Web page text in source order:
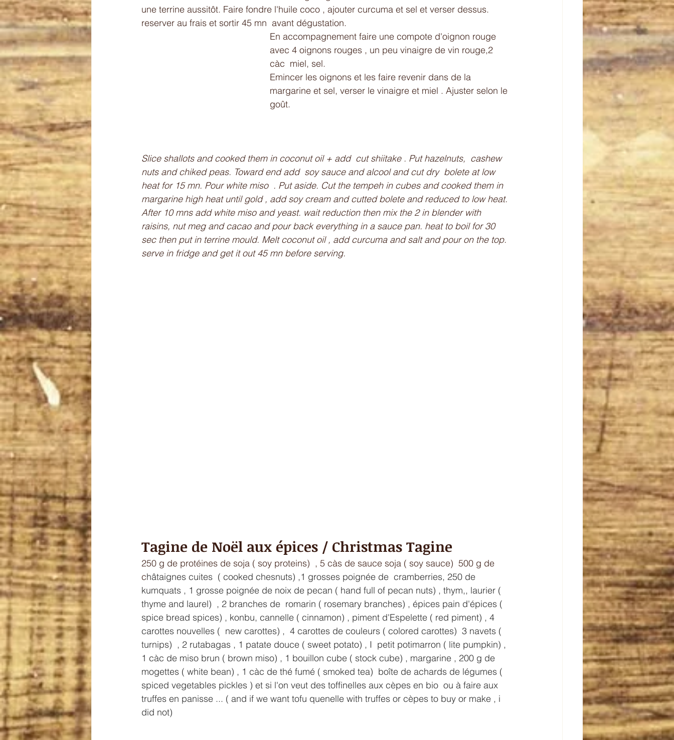
une terrine aussitôt. Faire fondre l'huile coco , ajouter curcuma et sel et verser dessus.
reserver au frais et sortir 45 mn  avant dégustation.
En accompagnement faire une compote d'oignon rouge
avec 4 oignons rouges , un peu vinaigre de vin rouge,2
càc  miel, sel.
Emincer les oignons et les faire revenir dans de la
margarine et sel, verser le vinaigre et miel . Ajuster selon le
goût.
Slice shallots and cooked them in coconut oil + add  cut shiitake . Put hazelnuts,  cashew
nuts and chiked peas. Toward end add  soy sauce and alcool and cut dry  bolete at low
heat for 15 mn. Pour white miso  . Put aside. Cut the tempeh in cubes and cooked them in
margarine high heat until gold , add soy cream and cutted bolete and reduced to low heat.
After 10 mns add white miso and yeast. wait reduction then mix the 2 in blender with
raisins, nut meg and cacao and pour back everything in a sauce pan. heat to boil for 30
sec then put in terrine mould. Melt coconut oil , add curcuma and salt and pour on the top.
serve in fridge and get it out 45 mn before serving.
Tagine de Noël aux épices / Christmas Tagine
250 g de protéines de soja ( soy proteins)  , 5 càs de sauce soja ( soy sauce)  500 g de
châtaignes cuites  ( cooked chesnuts) ,1 grosses poignée de  cramberries, 250 de
kumquats , 1 grosse poignée de noix de pecan ( hand full of pecan nuts) , thym,, laurier (
thyme and laurel)  , 2 branches de  romarin ( rosemary branches) , épices pain d'épices (
spice bread spices) , konbu, cannelle ( cinnamon) , piment d'Espelette ( red piment) , 4
carottes nouvelles (  new carottes) ,  4 carottes de couleurs ( colored carottes)  3 navets (
turnips)  , 2 rutabagas , 1 patate douce ( sweet potato) , I  petit potimarron ( lite pumpkin) ,
1 càc de miso brun ( brown miso) , 1 bouillon cube ( stock cube) , margarine , 200 g de
mogettes ( white bean) , 1 càc de thé fumé ( smoked tea)  boîte de achards de légumes (
spiced vegetables pickles ) et si l'on veut des toffinelles aux cèpes en bio  ou à faire aux
truffes en panisse ... ( and if we want tofu quenelle with truffes or cèpes to buy or make , i
did not)